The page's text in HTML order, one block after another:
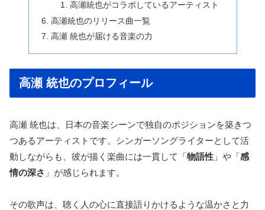
高瀬統也がコラボしているアーティスト
高瀬統也のリリース曲一覧
高瀬 統也が届ける音楽の力
高瀬 統也のプロフィール
高瀬 統也は、日本の音楽シーンで独自のポジションを築きつ
つあるアーティストです。シンガーソングライターとして活
動しながらも、彼が描く楽曲には一貫して「物語性 」や「感
情の深さ 」が感じられます。
その歌声は、聴く人の心に直接語りかけるような温かさと力